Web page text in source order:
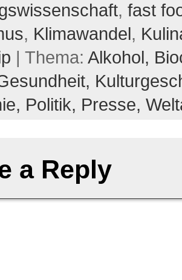
, fast
, Klimawandel,
| Thema: Alkohol,
Politik, Presse,
a Reply